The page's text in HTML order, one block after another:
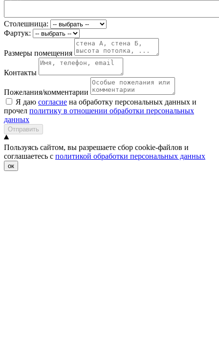
Столешница:
Фартук:
Размеры помещения
Контакты
Пожелания/комментарии
Я даю согласие на обработку персональных данных и
прочел политику в отношении обработки персональных
данных
Отправить
Пользуясь сайтом, вы разрешаете сбор cookie-файлов и
соглашаетесь с политикой обработки персональных данных
ок